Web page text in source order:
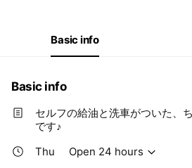
Open 24 hours
Basic info
Basic info
セルフの給油と洗車がついた、
です♪
Thu
Open 24 hours